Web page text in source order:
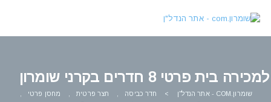
למכירה בית פרטי 8 חדרים בקרני שומרון
שומרון.COM - אתר הנדל"ן > חדר כביסה חצר פרטית מחסן פרטי